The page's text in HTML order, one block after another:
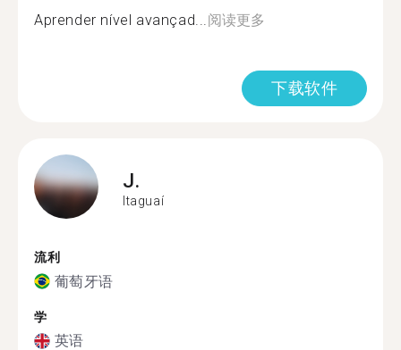
Aprender nível avançad...阅读更多
下载软件
J.
Itaguaí
流利
葡萄牙语
学
英语